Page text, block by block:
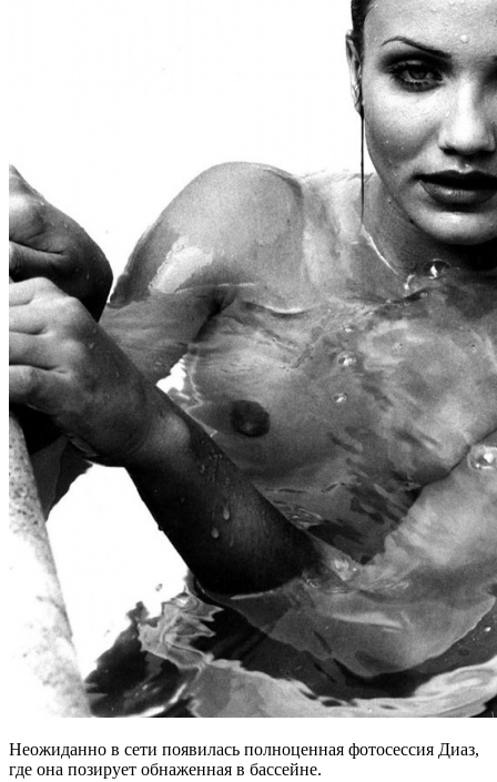
Неожиданно в сети появилась полноценная фотосессия Диаз,
где она позирует обнаженная в бассейне.